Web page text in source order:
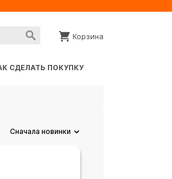
Корзина
СДЕЛАТЬ ПОКУПКУ
Сначала новинки